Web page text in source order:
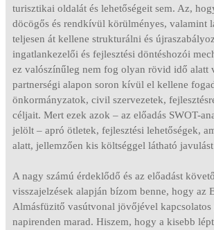
turisztikai oldalát és lehetőségeit sem. Az,
döcögős és rendkívül körülményes, valamint
teljesen át kellene strukturálni és
ingatlankezelői és fejlesztési döntéshozói
ez valószínűleg nem fog olyan rövid idő alatt
partnerségi alapon soron kívül el kellene
önkormányzatok, civil szervezetek,
céljait. Mert ezek azok – az előadás SWOT-
jelölt – apró ötletek, fejlesztési lehetőségek,
alatt, jellemzően kis költséggel látható
A nagy számú érdeklődő és az előadást
visszajelzések alapján bízom benne, hogy az
Almásfüzitő vasútvonal jövőjével
napirenden marad. Hiszem, hogy a kisebb